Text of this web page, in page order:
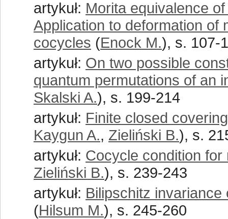
artykuł: Morita equivalence
Application to deformation of
cocycles (Enock M.), s. 107-
artykuł: On two possible
quantum permutations of an
Skalski A.), s. 199-214
artykuł: Finite closed
Kaygun A., Zieliński B.), s.
artykuł: Cocycle condition
Zieliński B.), s. 239-243
artykuł: Bilipschitz
(Hilsum M.), s. 245-260